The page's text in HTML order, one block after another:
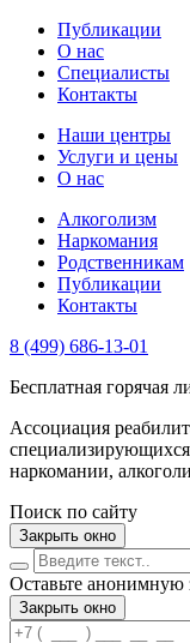
Публикации
О нас
Специалисты
Контакты
Наши центры
Услуги и цены
О нас
Алкоголизм
Наркомания
Родственникам
Публикации
Контакты
8 (499) 686-13-01
Бесплатная горячая
Ассоциация
наркомании,
Поиск по сайту
Закрыть окно
Оставьте анонимную
Закрыть окно